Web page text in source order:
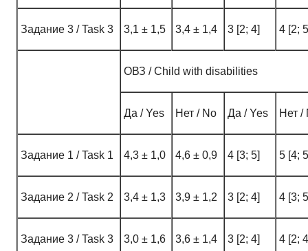
Задание 3 / Task 3 3,1 ± 1,5 3,4 ± 1,4 3 [2; 4] 4 [2;
ОВЗ / Child with disabilities
Да / Yes Нет / No Да / Yes Нет /
Задание 1 / Task 1 4,3 ± 1,0 4,6 ± 0,9 4 [3; 5] 5 [4;
Задание 2 / Task 2 3,4 ± 1,3 3,9 ± 1,2 3 [2; 4] 4 [3;
Задание 3 / Task 3 3,0 ± 1,6 3,6 ± 1,4 3 [2; 4] 4 [2;